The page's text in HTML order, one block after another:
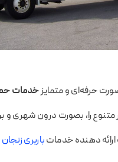
حرفه‌ای و متمایز خدمات حمل
متنوع را، بصورت درون شهری
ارائه دهنده خدماتباربری زنجان